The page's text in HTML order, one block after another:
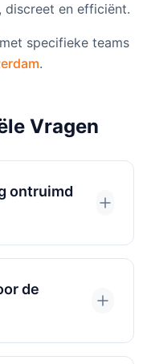
discreet en efficiënt.
specifieke teams
.
Vragen
ontruimd
de